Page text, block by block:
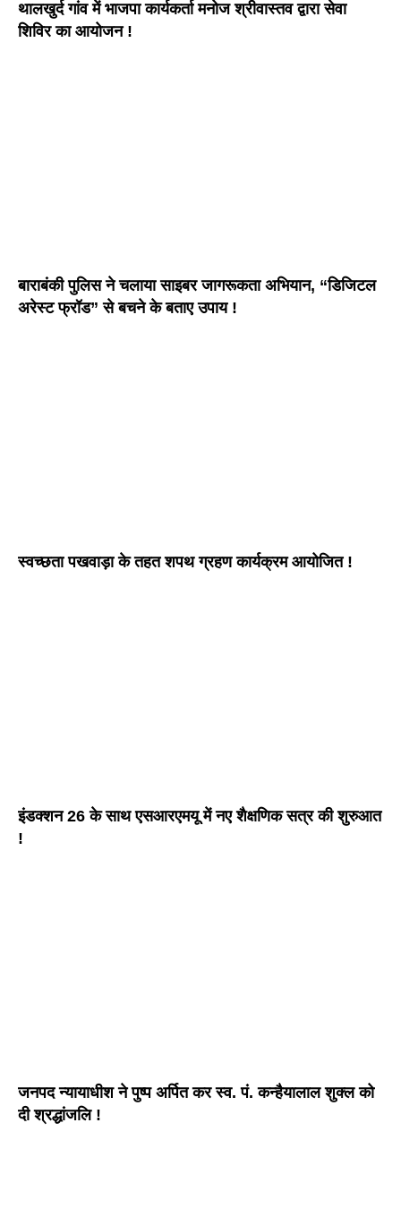
थालखुर्द गांव में भाजपा कार्यकर्ता मनोज श्रीवास्तव द्वारा सेवा
शिविर का आयोजन !
बाराबंकी पुलिस ने चलाया साइबर जागरूकता अभियान, “डिजिटल
अरेस्ट फ्रॉड” से बचने के बताए उपाय !
स्वच्छता पखवाड़ा के तहत शपथ ग्रहण कार्यक्रम आयोजित !
इंडक्शन 26 के साथ एसआरएमयू में नए शैक्षणिक सत्र की शुरुआत
!
जनपद न्यायाधीश ने पुष्प अर्पित कर स्व. पं. कन्हैयालाल शुक्ल को
दी श्रद्धांजलि !